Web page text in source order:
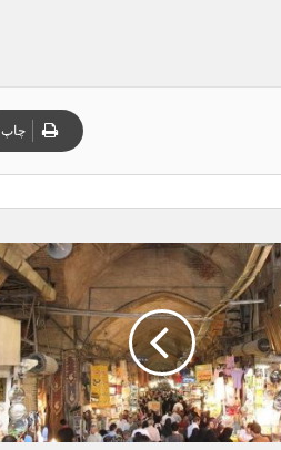
چاپ